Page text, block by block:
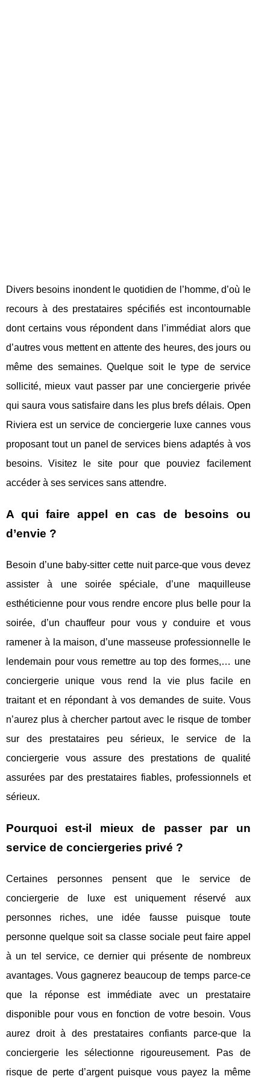
Divers besoins inondent le quotidien de l’homme, d’où le
recours à des prestataires spécifiés est incontournable
dont certains vous répondent dans l’immédiat alors que
d’autres vous mettent en attente des heures, des jours ou
même des semaines. Quelque soit le type de service
sollicité, mieux vaut passer par une conciergerie privée
qui saura vous satisfaire dans les plus brefs délais. Open
Riviera est un service de conciergerie luxe cannes vous
proposant tout un panel de services biens adaptés à vos
besoins. Visitez le site pour que pouviez facilement
accéder à ses services sans attendre.
A qui faire appel en cas de besoins ou
d’envie ?
Besoin d’une baby-sitter cette nuit parce-que vous devez
assister à une soirée spéciale, d’une maquilleuse
esthéticienne pour vous rendre encore plus belle pour la
soirée, d’un chauffeur pour vous y conduire et vous
ramener à la maison, d’une masseuse professionnelle le
lendemain pour vous remettre au top des formes,… une
conciergerie unique vous rend la vie plus facile en
traitant et en répondant à vos demandes de suite. Vous
n’aurez plus à chercher partout avec le risque de tomber
sur des prestataires peu sérieux, le service de la
conciergerie vous assure des prestations de qualité
assurées par des prestataires fiables, professionnels et
sérieux.
Pourquoi est-il mieux de passer par un
service de conciergeries privé ?
Certaines personnes pensent que le service de
conciergerie de luxe est uniquement réservé aux
personnes riches, une idée fausse puisque toute
personne quelque soit sa classe sociale peut faire appel
à un tel service, ce dernier qui présente de nombreux
avantages. Vous gagnerez beaucoup de temps parce-ce
que la réponse est immédiate avec un prestataire
disponible pour vous en fonction de votre besoin. Vous
aurez droit à des prestataires confiants parce-que la
conciergerie les sélectionne rigoureusement. Pas de
risque de perte d’argent puisque vous payez la même